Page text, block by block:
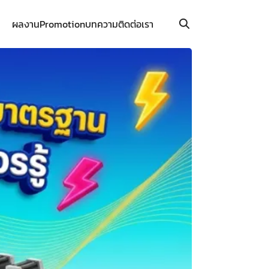
ผลงานPromotionบทความติดต่อเรา